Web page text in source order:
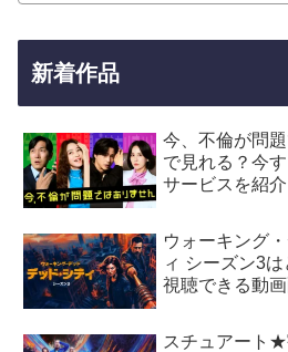
新着作品
今、不倫が問
で見れる？今
サービスを紹介
ウォーキング
ィ シーズン3
視聴できる動
スチュアート